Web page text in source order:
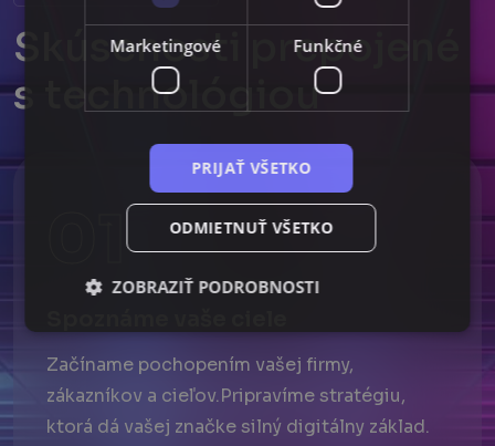
S senost epo
s
no u
Začíname pochopením vašej firmy,
zákazníkov a cieľov.Pripravíme stratégiu,
ktorá dá vašej značke silný digitálny základ.
Marketingové Funkčné
PRIJAŤ VŠETKO
ODMIETNUŤ VŠETKO
ZOBRAZIŤ PODROBNOSTI
Nevyhnutné
Marketingové
Funkčné